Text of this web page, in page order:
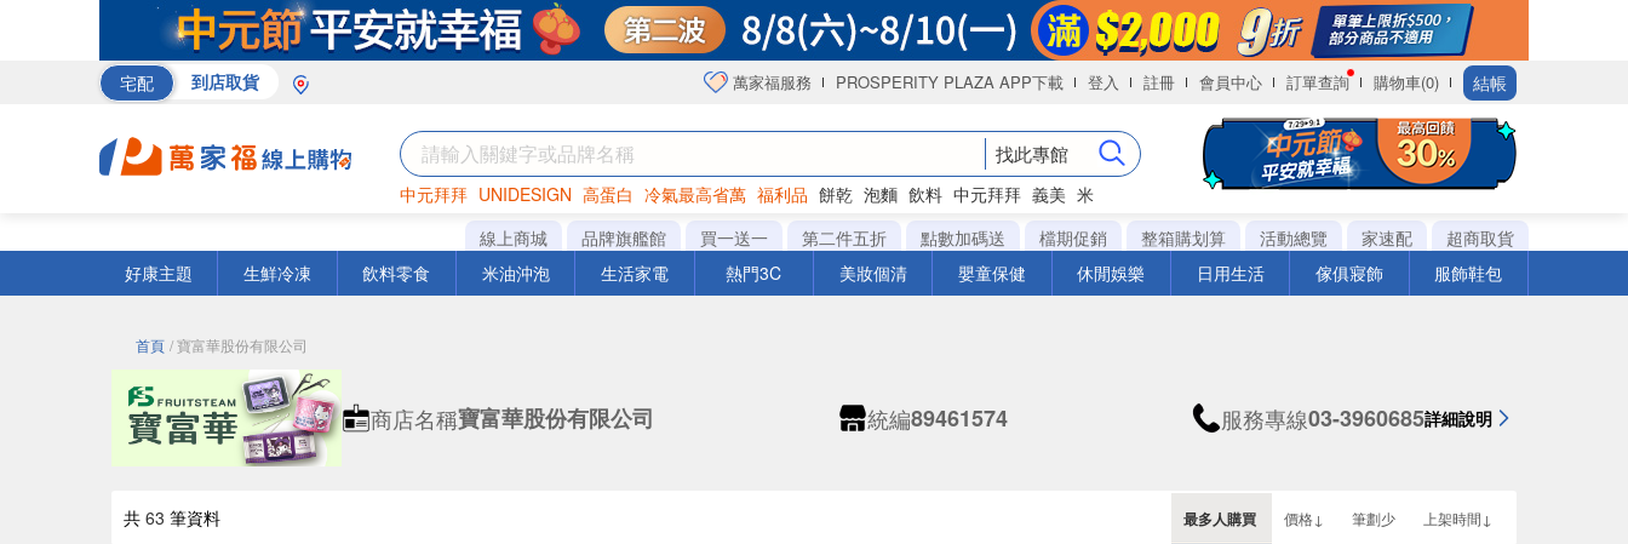
宅配 到店取貨 萬家福服務 PROSPERITY PLAZA APP下載 登入 註冊 會員中心 訂單查詢 購物車(0) 結帳
找此專館
中元拜拜 UNIDESIGN 高蛋白 冷氣最高省萬 福利品 餅乾 泡麵 飲料 中元拜拜 義美 米
罐頭 海苔 洋芋片
線上商城 品牌旗艦館 買一送一 第二件五折 點數加碼送 檔期促銷 整箱購划算 活動總覽 家速配
超商取貨
好康主題
生鮮冷凍 飲料零食 米油沖泡 生活家電 熱門3C 美妝個清 嬰童保健 休閒娛樂 日用生活 傢俱寢飾 服飾鞋包
首頁 / 寶富華股份有限公司
商店名稱寶富華股份有限公司 統編89461574 服務專線03-3960685詳細說明
共 63 筆資料 最多人購買 價格↓ 筆劃少 上架時間↓